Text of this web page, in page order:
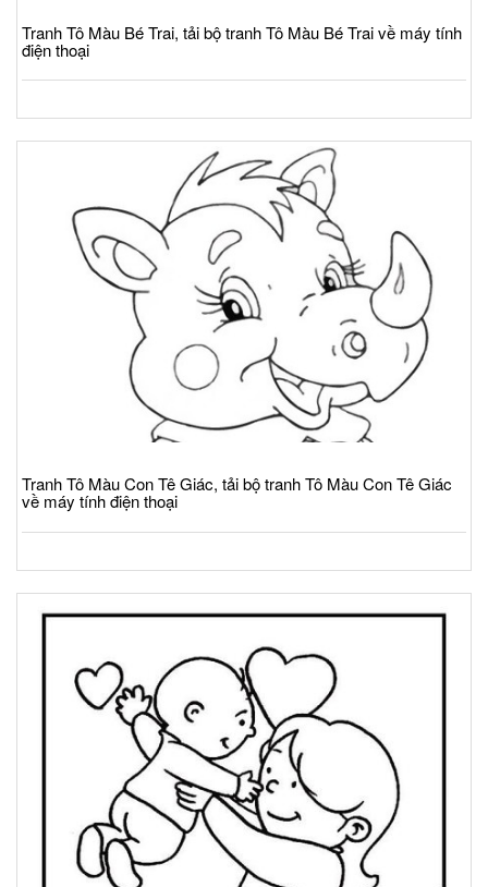
Tranh Tô Màu Bé Trai, tải bộ tranh Tô Màu Bé Trai về máy tính
điện thoại
Tranh Tô Màu Con Tê Giác, tải bộ tranh Tô Màu Con Tê Giác
về máy tính điện thoại